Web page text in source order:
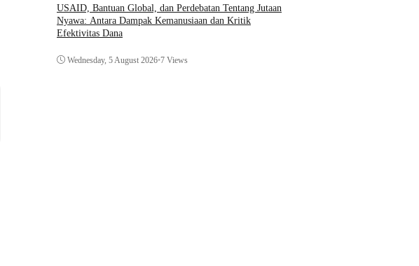
USAID, Bantuan Global, dan Perdebatan Tentang Jutaan
Nyawa: Antara Dampak Kemanusiaan dan Kritik
Efektivitas Dana
Wednesday, 5 August 2026•7 Views